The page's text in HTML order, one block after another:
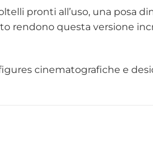
pronti all’uso, una posa
rendono questa versione
cinematografiche e